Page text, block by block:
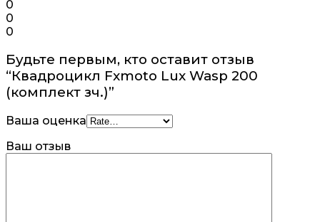
0
0
0
Будьте первым, кто оставит отзыв
“Квадроцикл Fxmoto Lux Wasp 200
(комплект зч.)”
Ваша оценка
Ваш отзыв